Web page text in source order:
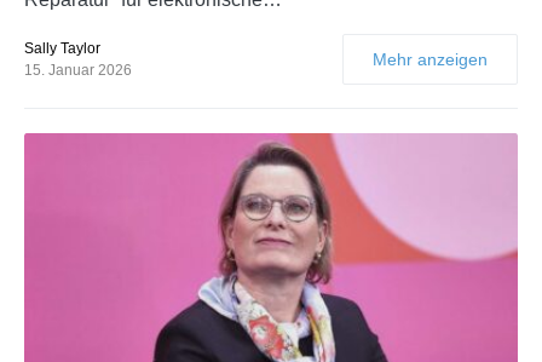
Sally Taylor
15. Januar 2026
Mehr anzeigen